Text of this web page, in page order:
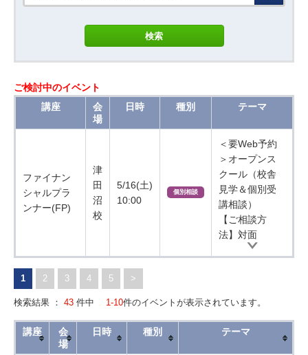
ご検討中のイベント
講座
会
場
日時 種別 テーマ
ファイナン
シャルプラ
ンナー(FP)
津
田
沼
校
5/16(土)
10:00
個別相談
＜要Web予約
＞オープンス
クール（校舎
見学＆個別受
講相談）
【ご相談方
法】対面
1 2 3 4 5 >
検索結果 ： 43 件中 1-10件のイベントが表示されています。
講座
会
場
日時 種別 テーマ